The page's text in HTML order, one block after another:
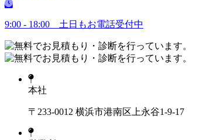
9:00 - 18:00 土日もお電話受付中
本社
〒233-0012 横浜市港南区上永谷1-9-17